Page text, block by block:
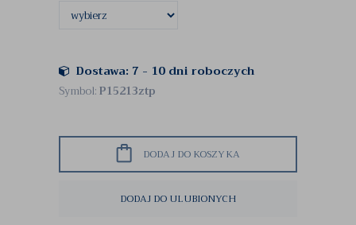
Dostawa: 7 - 10 dni roboczych
Symbol:P15213ztp
DODAJ DO KOSZYKA
DODAJ DO ULUBIONYCH